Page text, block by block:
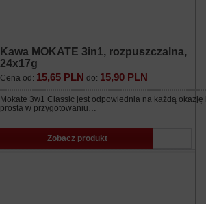
Kawa MOKATE 3in1, rozpuszczalna,
24x17g
Cena od: 15,65 PLN do: 15,90 PLN
Mokate 3w1 Classic jest odpowiednia na każdą okazję
prosta w przygotowaniu…
Zobacz produkt